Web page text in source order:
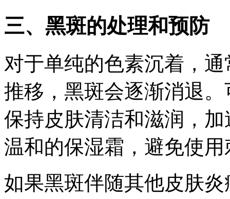
三、黑斑的处理和预防
对于单纯的色素沉着，
推移，黑斑会逐渐消退
保持皮肤清洁和滋润，
温和的保湿霜，避免使
如果黑斑伴随其他皮肤